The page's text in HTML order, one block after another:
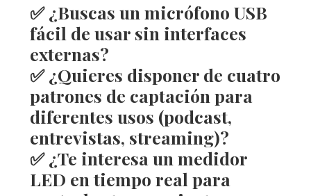
✅ ¿Buscas un micrófono USB
fácil de usar sin interfaces
externas?
✅ ¿Quieres disponer de cuatro
patrones de captación para
diferentes usos (podcast,
entrevistas, streaming)?
✅ ¿Te interesa un medidor
LED en tiempo real para